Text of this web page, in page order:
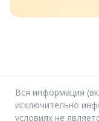
Вся информация
исключительно
условиях не